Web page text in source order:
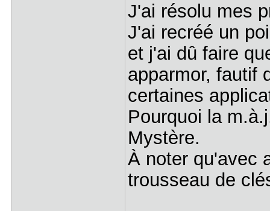
J'ai résolu mes
J'ai recréé un
et j'ai dû faire
apparmor, fautif
certaines
Pourquoi la
Mystère.
À noter qu'avec
trousseau de